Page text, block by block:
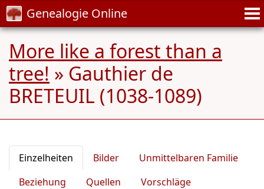
Genealogie Online
More like a forest than a
tree! » Gauthier de
BRETEUIL (1038-1089)
Einzelheiten Bilder
Unmittelbaren Familie
Beziehung
Quellen
Vorschläge